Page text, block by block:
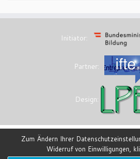
Initiator:
Partner:
Design:
·© 2026 eesi-impulszentrum·
Zum Ändern Ihrer
Widerruf von Einwilligungen,